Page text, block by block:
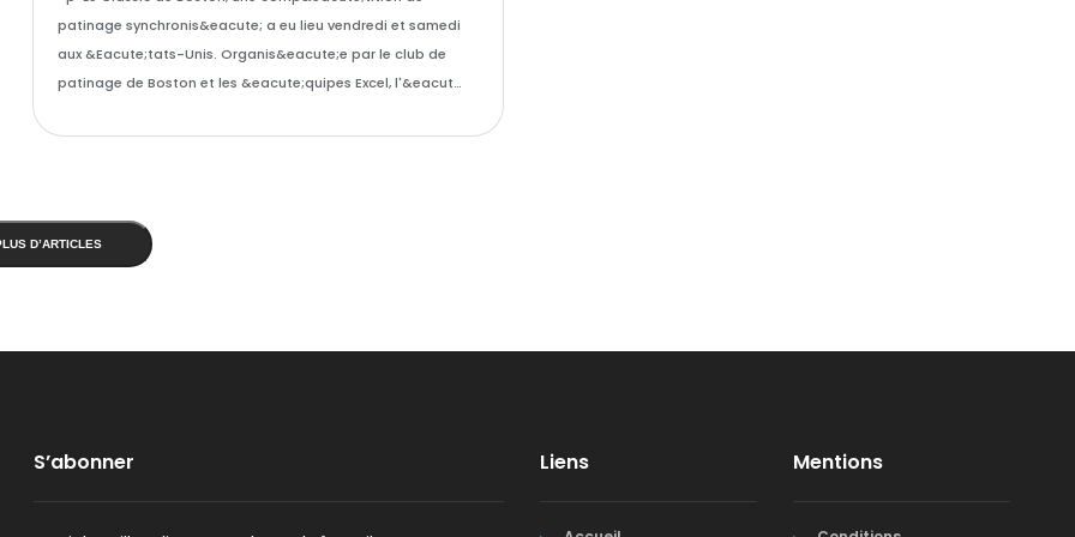
patinage synchronis&eacute; a eu lieu vendredi et samedi
aux &Eacute;tats-Unis. Organis&eacute;e par le club de
patinage de Boston et les &eacute;quipes Excel, l'&eacut…
D’ARTICLES
S’abonner Liens Mentions